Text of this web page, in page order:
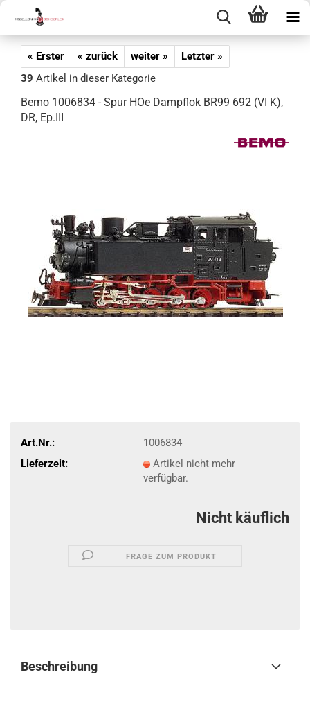
« Erster « zurück weiter »
Letzter »
39 Artikel in dieser Kategorie
Bemo 1006834 - Spur HOe Dampflok BR99 692 (VI K),
DR, Ep.III
Art.Nr.:
1006834
Lieferzeit:
Artikel nicht mehr
verfügbar.
Nicht käuflich
FRAGE ZUM PRODUKT
Beschreibung